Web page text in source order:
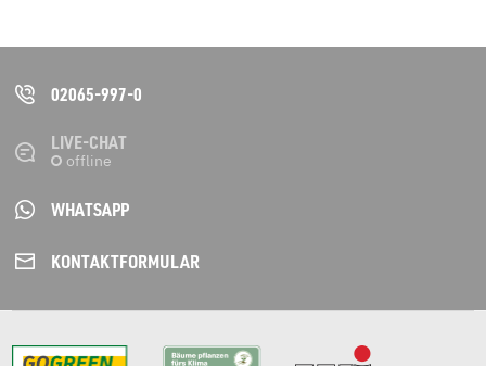
02065-997-0
LIVE-CHAT
WHATSAPP
KONTAKT­FORMULAR